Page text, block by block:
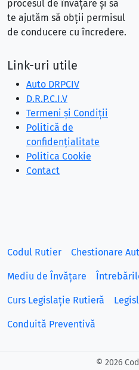
procesul de învățare și să
te ajutăm să obții permisul
de conducere cu încredere.
Link-uri utile
Auto DRPCIV
D.R.P.C.I.V
Termeni și Condiții
Politică de
confidențialitate
Politica Cookie
Contact
Codul Rutier Chestionare
Mediu de Învățare
Curs Legislație Rutieră
Conduită Preventivă
© 2026